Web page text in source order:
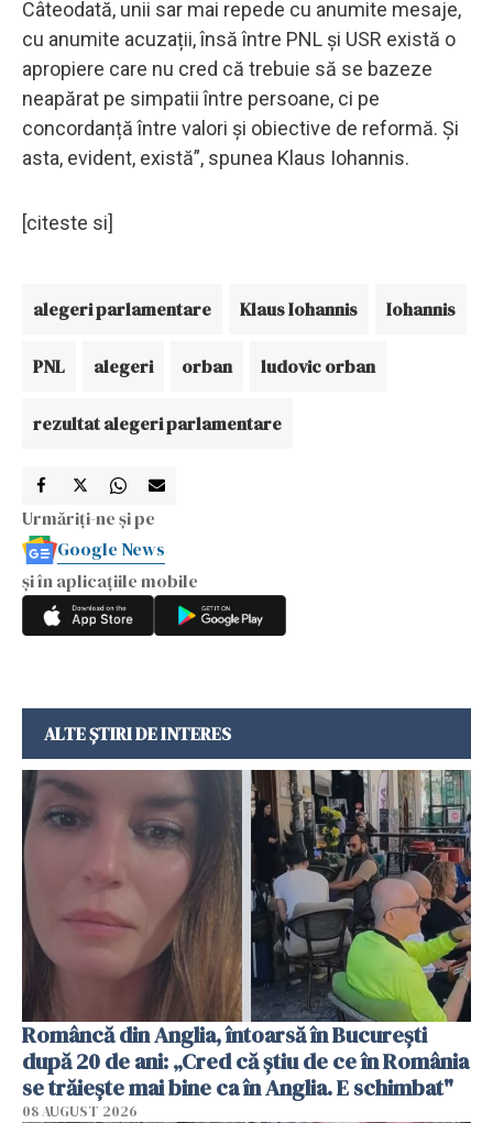
Câteodată, unii sar mai repede cu anumite mesaje,
cu anumite acuzații, însă între PNL și USR există o
apropiere care nu cred că trebuie să se bazeze
neapărat pe simpatii între persoane, ci pe
concordanță între valori și obiective de reformă. Și
asta, evident, există”, spunea Klaus Iohannis.
[citeste si]
alegeri parlamentare Klaus Iohannis Iohannis
PNL alegeri orban ludovic orban
rezultat alegeri parlamentare
Urmăriți-ne și pe
Google News
și în aplicațiile mobile
ALTE ȘTIRI DE INTERES
Româncă din Anglia, întoarsă în București
după 20 de ani: „Cred că știu de ce în România
se trăiește mai bine ca în Anglia. E schimbat"
08 AUGUST 2026